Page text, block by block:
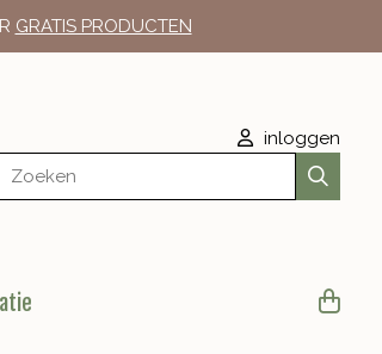
GRATIS PRODUCTEN
inloggen
Zoeken